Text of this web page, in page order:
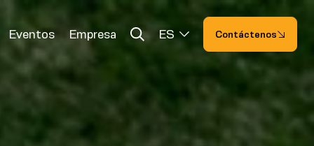
Eventos Empresa ES Contáctenos